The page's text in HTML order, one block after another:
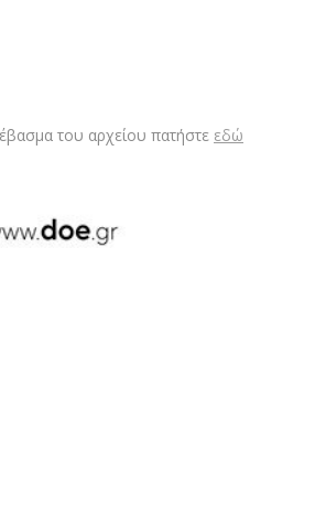
του αρχείου πατήστε εδώ